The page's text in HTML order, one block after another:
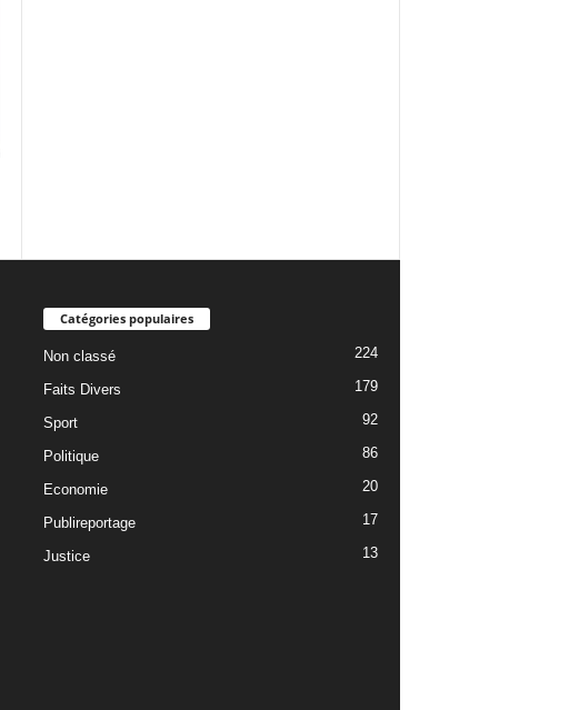
Catégories populaires
Non classé 224
Faits Divers 179
Sport 92
Politique 86
Economie 20
Publireportage 17
Justice 13